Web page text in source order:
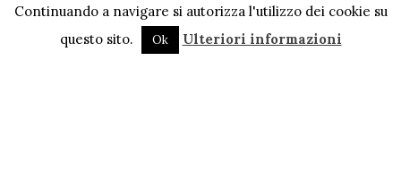
Continuando a navigare si autorizza l'utilizzo dei cookie su
questo sito.
Ok Ulteriori informazioni